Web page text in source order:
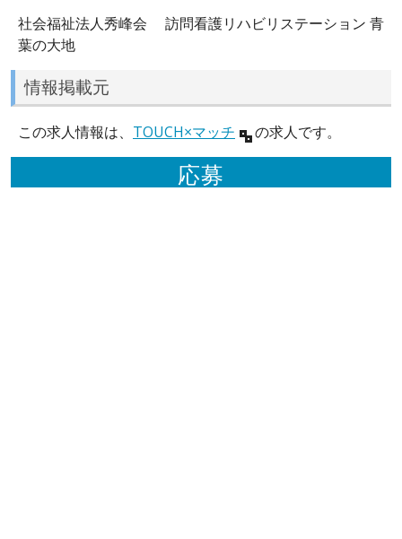
社会福祉法人秀峰会 訪問看護リハビリステーション 青
葉の大地
情報掲載元
この求人情報は、 TOUCH×マッチ の求人です。
応募